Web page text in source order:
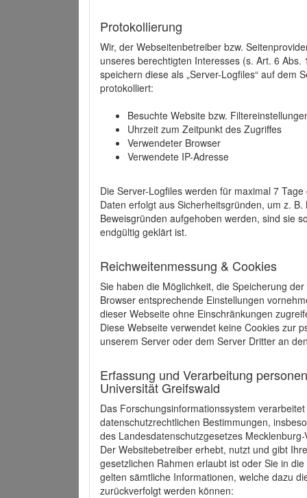
Protokollierung
Wir, der Webseitenbetreiber bzw.
unseres berechtigten Interesses (s. Art. 6
speichern diese als „Server-Logfiles“ auf dem
protokolliert:
Besuchte Website bzw.
Uhrzeit zum Zeitpunkt des Zugriffes
Verwendeter Browser
Verwendete IP-Adresse
Die Server-Logfiles werden für maximal 7
Daten erfolgt aus Sicherheitsgründen, um z.
Beweisgründen aufgehoben werden, sind sie
endgültig geklärt ist.
Reichweitenmessung & Cookies
Sie haben die Möglichkeit, die Speicherung
Browser entsprechende Einstellungen
dieser Webseite ohne Einschränkungen
Diese Webseite verwendet keine Cookies zur
unserem Server oder dem Server Dritter an
Erfassung und Verarbeitung
Universität Greifswald
Das Forschungsinformationssystem
datenschutzrechtlichen Bestimmungen,
des Landesdatenschutzgesetzes
Der Websitebetreiber erhebt, nutzt und gibt
gesetzlichen Rahmen erlaubt ist oder Sie in
gelten sämtliche Informationen, welche dazu
zurückverfolgt werden können: